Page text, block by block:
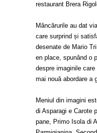
restaurant Brera
Mâncărurile au dat
care surprind și
desenate de Mario
en place, spunând o
despre imaginile
mai nouă abordare a
Meniul din imagini
di Asparagi e Carote
pane, Primo Isola di